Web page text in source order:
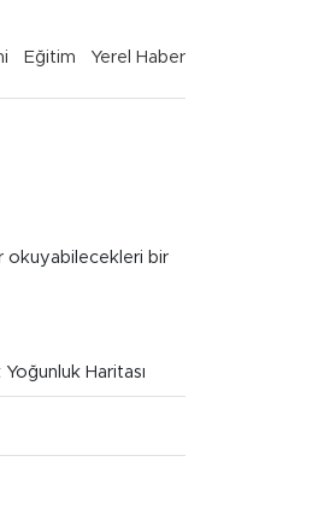
Eğitim Yerel Haber
okuyabilecekleri bir
Haritası